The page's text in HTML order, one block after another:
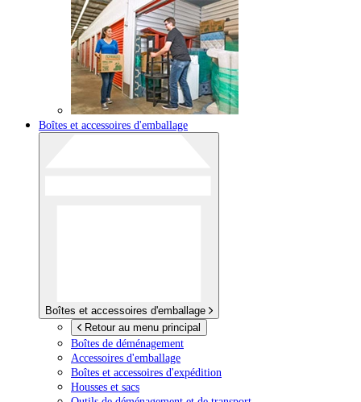
Boîtes et accessoires d'emballage
Boîtes et accessoires d'emballage
Retour au menu principal
Boîtes de déménagement
Accessoires d'emballage
Boîtes et accessoires d'expédition
Housses et sacs